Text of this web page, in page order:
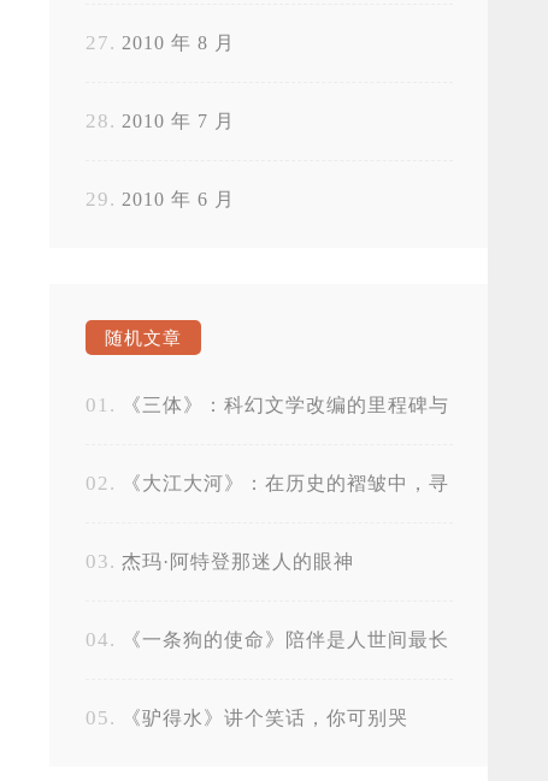
2010 年 8 月
2010 年 7 月
2010 年 6 月
随机文章
《三体》：科幻文学改编的里程碑与
《大江大河》：在历史的褶皱中，寻
杰玛·阿特登那迷人的眼神
《一条狗的使命》陪伴是人世间最长
《驴得水》讲个笑话，你可别哭